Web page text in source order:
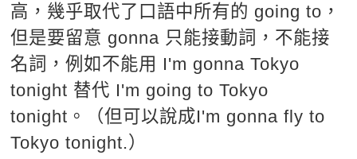
高，幾乎取代了口語中所有的 going to，
但是要留意 gonna 只能接動詞，不能接
名詞，例如不能用 I'm gonna Tokyo
tonight 替代 I'm going to Tokyo
tonight。（但可以說成I'm gonna fly to
Tokyo tonight.）